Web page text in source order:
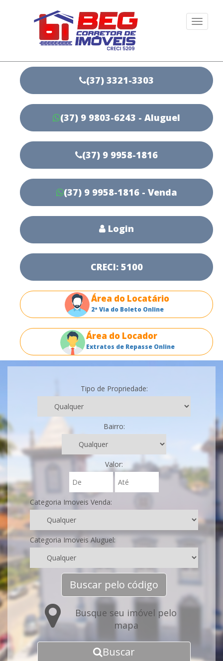
(37) 3321-3303
(37) 9 9803-6243 - Aluguel
(37) 9 9958-1816
(37) 9 9958-1816 - Venda
Login
CRECI: 5100
Área do Locatário
2ª Via do Boleto Online
Área do Locador
Extratos de Repasse Online
Tipo de Propriedade:
Bairro:
Valor:
Categoria Imoveis Venda:
Categoria Imoveis Aluguel:
Buscar pelo código
Busque seu imóvel pelo
mapa
Buscar